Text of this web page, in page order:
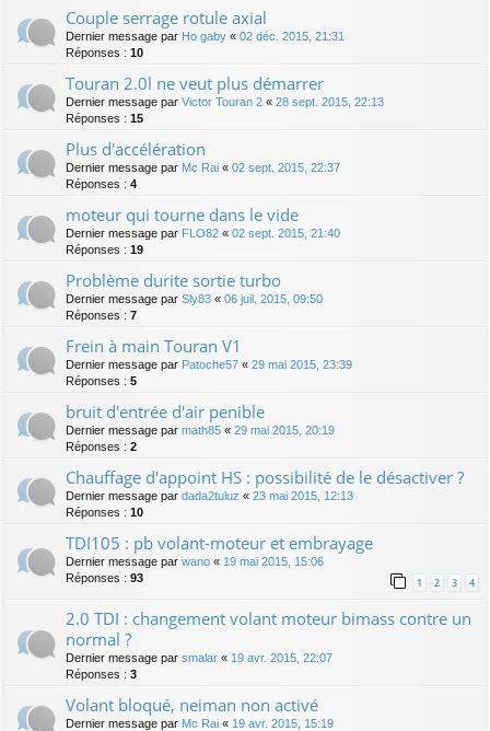
Couple serrage rotule axial
Dernier message par Ho gaby « 02 déc. 2015, 21:31
Réponses : 10
Touran 2.0l ne veut plus démarrer
Dernier message par Victor Touran 2 « 28 sept. 2015, 22:13
Réponses : 15
Plus d'accélération
Dernier message par Mc Rai « 02 sept. 2015, 22:37
Réponses : 4
moteur qui tourne dans le vide
Dernier message par FLO82 « 02 sept. 2015, 21:40
Réponses : 19
Problème durite sortie turbo
Dernier message par Sly83 « 06 juil. 2015, 09:50
Réponses : 7
Frein à main Touran V1
Dernier message par Patoche57 « 29 mai 2015, 23:39
Réponses : 5
bruit d'entrée d'air penible
Dernier message par math85 « 29 mai 2015, 20:19
Réponses : 2
Chauffage d'appoint HS : possibilité de le désactiver ?
Dernier message par dada2tuluz « 23 mai 2015, 12:13
Réponses : 10
TDI105 : pb volant-moteur et embrayage
Dernier message par wano « 19 mai 2015, 15:06
Réponses : 93 1 2 3 4
2.0 TDI : changement volant moteur bimass contre un
normal ?
Dernier message par smalar « 19 avr. 2015, 22:07
Réponses : 3
Volant bloqué, neiman non activé
Dernier message par Mc Rai « 19 avr. 2015, 15:19